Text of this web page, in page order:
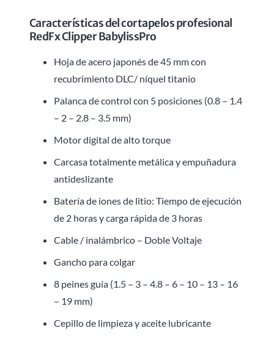
Características del cortapelos profesional
RedFx Clipper BabylissPro
Hoja de acero japonés de 45 mm con
recubrimiento DLC/ níquel titanio
Palanca de control con 5 posiciones (0.8 – 1.4
– 2 – 2.8 – 3.5 mm)
Motor digital de alto torque
Carcasa totalmente metálica y empuñadura
antideslizante
Batería de iones de litio: Tiempo de ejecución
de 2 horas y carga rápida de 3 horas
Cable / inalámbrico – Doble Voltaje
Gancho para colgar
8 peines guía (1.5 – 3 – 4.8 – 6 – 10 – 13 – 16
– 19 mm)
Cepillo de limpieza y aceite lubricante